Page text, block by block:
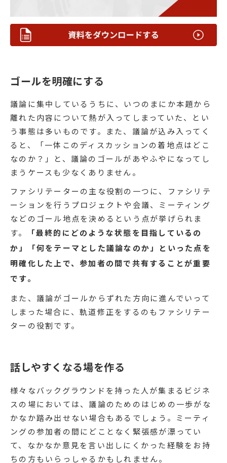
ゴールを明確にする
議論に集中しているうちに、いつのまにか本題から
離れた内容について熱が入ってしまっていた、とい
う事態は多いものです。また、議論が込み入ってく
ると、「一体このディスカッションの着地点はどこ
なのか？」と、議論のゴールがあやふやになってし
まうケースも少なくありません。
ファシリテーターの主な役割の一つに、ファシリテ
ーションを行うプロジェクトや会議、ミーティング
などのゴール地点を決めるという点が挙げられま
す。
「最終的にどのような状態を目指しているの
か」「何をテーマとした議論なのか」といった点を
明確化した上で、参加者の間で共有することが重要
です。
また、議論がゴールからずれた方向に進んでいって
しまった場合に、軌道修正をするのもファシリテー
ターの役割です。
話しやすくなる場を作る
様々なバックグラウンドを持った人が集まるビジネ
スの場においては、議論のためのはじめの一歩がな
かなか踏み出せない場合もあるでしょう。ミーティ
ングの参加者の間にどことなく緊張感が漂ってい
て、なかなか意見を言い出しにくかった経験をお持
ちの方もいらっしゃるかもしれません。